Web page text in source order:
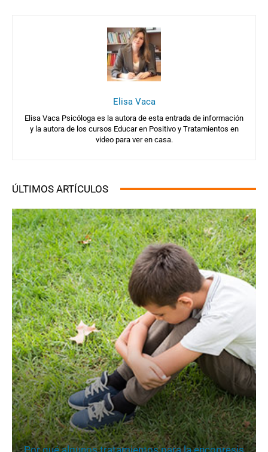
Elisa Vaca
Elisa Vaca Psicóloga es la autora de esta entrada de información
y la autora de los cursos Educar en Positivo y Tratamientos en
video para ver en casa.
ÚLTIMOS ARTÍCULOS